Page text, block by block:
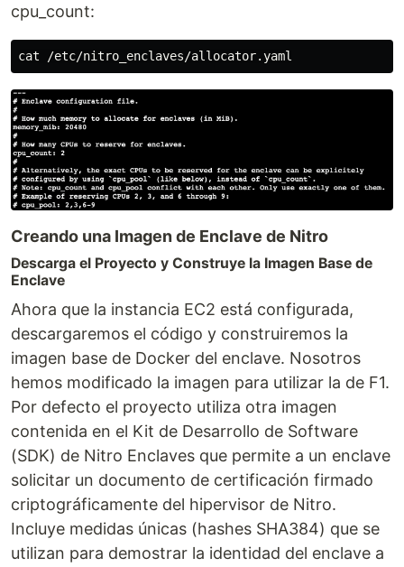
cpu_count:
Creando una Imagen de Enclave de Nitro
Descarga el Proyecto y Construye la Imagen Base de
Enclave
Ahora que la instancia EC2 está configurada,
descargaremos el código y construiremos la
imagen base de Docker del enclave. Nosotros
hemos modificado la imagen para utilizar la de F1.
Por defecto el proyecto utiliza otra imagen
contenida en el Kit de Desarrollo de Software
(SDK) de Nitro Enclaves que permite a un enclave
solicitar un documento de certificación firmado
criptográficamente del hipervisor de Nitro.
Incluye medidas únicas (hashes SHA384) que se
utilizan para demostrar la identidad del enclave a